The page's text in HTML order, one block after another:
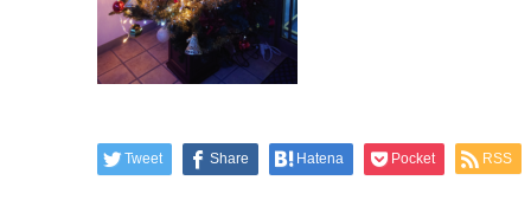
Tweet Share Hatena Pocket RSS